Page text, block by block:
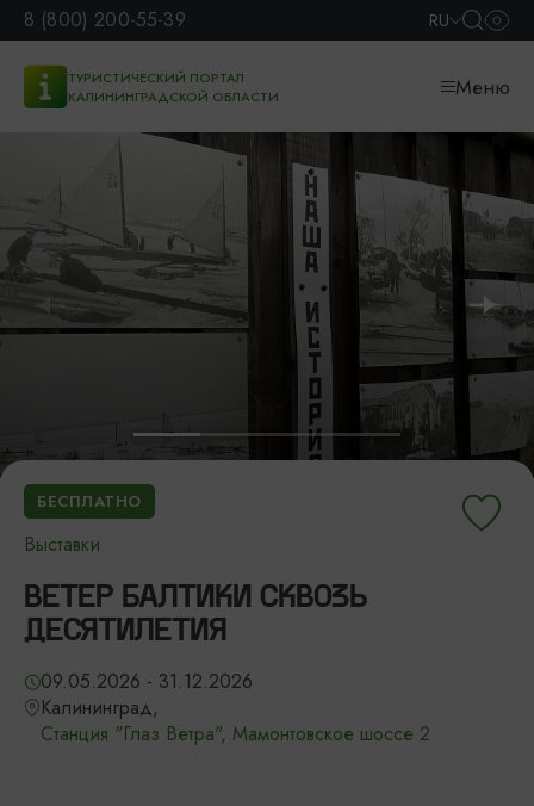
8 (800) 200-55-39 RU
ТУРИСТИЧЕСКИЙ ПОРТАЛ
КАЛИНИНГРАДСКОЙ ОБЛАСТИ
Меню
БЕСПЛАТНО
Выставки
ВЕТЕР БАЛТИКИ СКВОЗЬ
ДЕСЯТИЛЕТИЯ
09.05.2026 - 31.12.2026
Калининград,
Станция "Глаз Ветра", Мамонтовское шоссе 2